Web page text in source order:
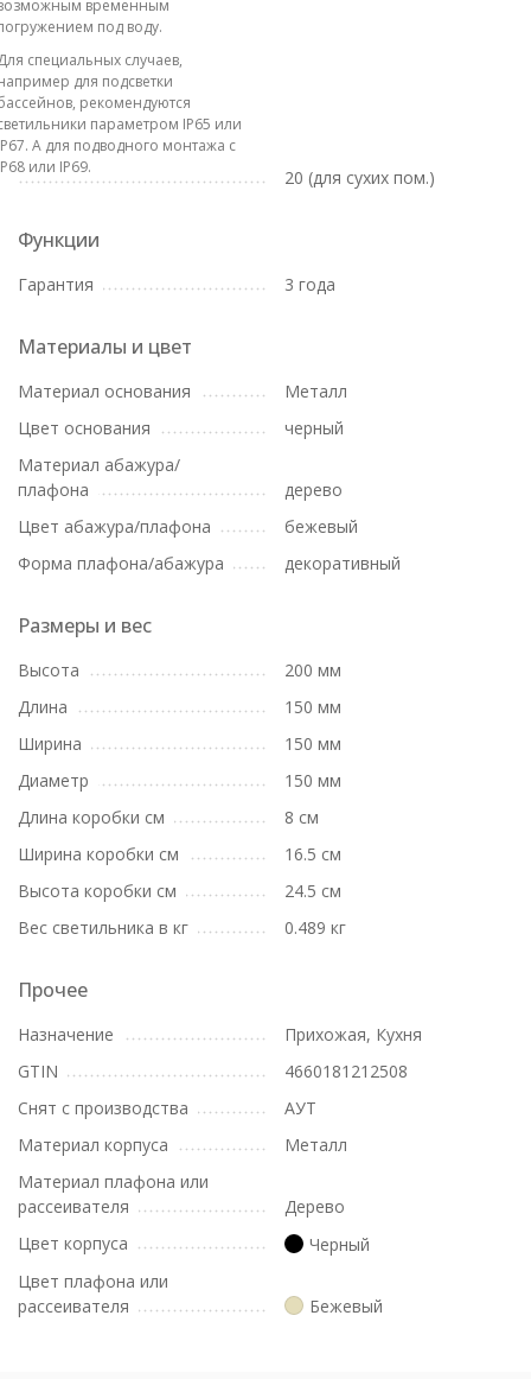
временным
под воду.
специальных случаев,
для подсветки
рекомендуются
параметром IP65 или
А для подводного монтажа с
или IP69.
20 (для сухих пом.)
Функции
Гарантия 3 года
Материалы и цвет
Материал основания
Металл
Цвет основания
черный
Материал абажура/
плафона
дерево
Цвет абажура/плафона
бежевый
Форма плафона/абажура
декоративный
Размеры и вес
Высота
200 мм
Длина
150 мм
Ширина
150 мм
Диаметр
150 мм
Длина коробки см
8 см
Ширина коробки см
16.5 см
Высота коробки см
24.5 см
Вес светильника в кг
0.489 кг
Прочее
Назначение
Прихожая, Кухня
GTIN
4660181212508
Снят с производства
АУТ
Материал корпуса
Металл
Материал плафона или
рассеивателя
Дерево
Цвет корпуса
Черный
Цвет плафона или
рассеивателя
Бежевый